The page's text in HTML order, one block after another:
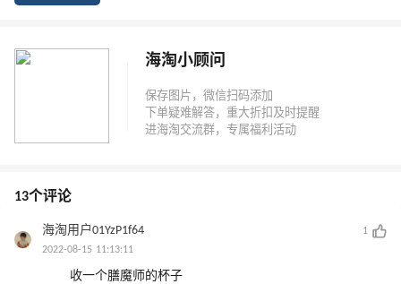
海淘小顾问
13个评论
海淘用户01YzP1f64
1
2022-08-15 11:13:11
收一个膳魔师的杯子